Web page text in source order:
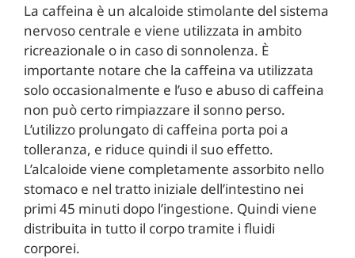
La caffeina è un alcaloide stimolante del sistema
nervoso centrale e viene utilizzata in ambito
ricreazionale o in caso di sonnolenza. È
importante notare che la caffeina va utilizzata
solo occasionalmente e l’uso e abuso di caffeina
non può certo rimpiazzare il sonno perso.
L’utilizzo prolungato di caffeina porta poi a
tolleranza, e riduce quindi il suo effetto.
L’alcaloide viene completamente assorbito nello
stomaco e nel tratto iniziale dell’intestino nei
primi 45 minuti dopo l’ingestione. Quindi viene
distribuita in tutto il corpo tramite i fluidi
corporei.